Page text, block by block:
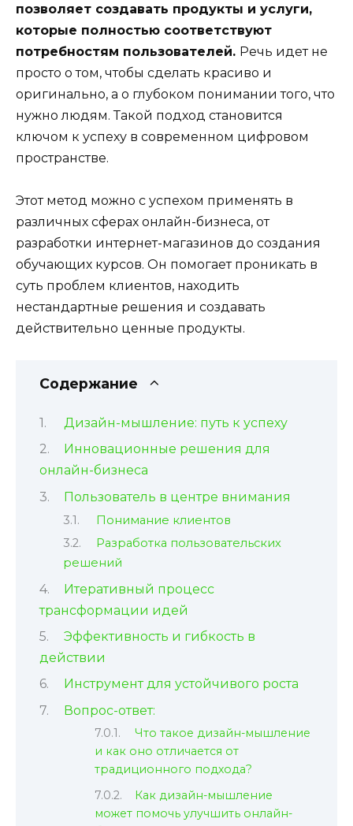
позволяет создавать продукты и услуги,
которые полностью соответствуют
потребностям пользователей. Речь идет не
просто о том, чтобы сделать красиво и
оригинально, а о глубоком понимании того, что
нужно людям. Такой подход становится
ключом к успеху в современном цифровом
пространстве.
Этот метод можно с успехом применять в
различных сферах онлайн-бизнеса, от
разработки интернет-магазинов до создания
обучающих курсов. Он помогает проникать в
суть проблем клиентов, находить
нестандартные решения и создавать
действительно ценные продукты.
Содержание
Дизайн-мышление: путь к успеху
Инновационные решения для
онлайн-бизнеса
Пользователь в центре внимания
Понимание клиентов
Разработка пользовательских
решений
Итеративный процесс
трансформации идей
Эффективность и гибкость в
действии
Инструмент для устойчивого роста
Вопрос-ответ:
Что такое дизайн-мышление
и как оно отличается от
традиционного подхода?
Как дизайн-мышление
может помочь улучшить онлайн-